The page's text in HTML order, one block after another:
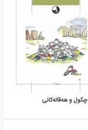
چکول و هه‌قاله‌کانی